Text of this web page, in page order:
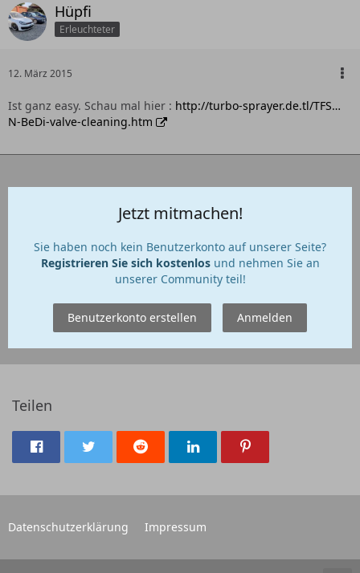
Hüpfi
Erleuchteter
12. März 2015
Ist ganz easy. Schau mal hier : http://turbo-sprayer.de.tl/TFS…
N-BeDi-valve-cleaning.htm
Jetzt mitmachen!
Sie haben noch kein Benutzerkonto auf unserer Seite?
Registrieren Sie sich kostenlosund nehmen Sie an
unserer Community teil!
Benutzerkonto erstellen Anmelden
Teilen
Datenschutzerklärung Impressum